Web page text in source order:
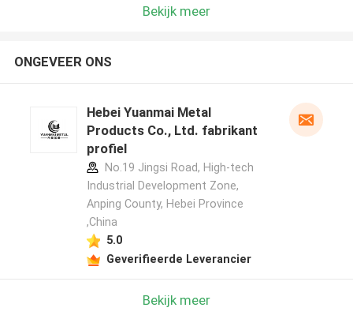
Bekijk meer
ONGEVEER ONS
Hebei Yuanmai Metal
Products Co., Ltd. fabrikant
profiel
No.19 Jingsi Road, High-tech
Industrial Development Zone,
Anping County, Hebei Province
,China
5.0
Geverifieerde Leverancier
Bekijk meer